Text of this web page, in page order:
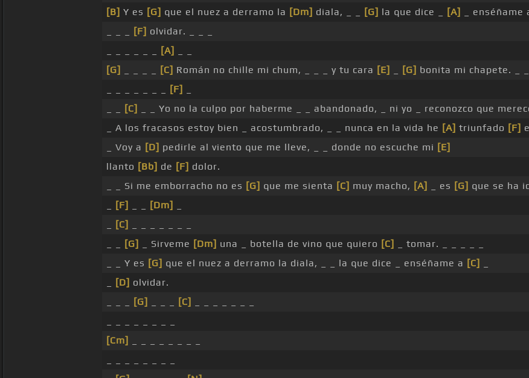
[B] Y es [G] que el nuez a derramo la [Dm] diala, _ _ [G] la que dice _ [A] _ enséñame
[F] olvidar. _ _ _
[A]
[G]
[C] Román no chille mi chum, _ _ _ y tu cara [E] [G] bonita mi chapete. _ _
[F]
[C] _ _ Yo no la culpo por haberme _ _ abandonado, _ ni yo _ reconozco que
_ A los fracasos estoy bien _ acostumbrado, _ _ nunca en la vida he [A] triunfado [F]
_ Voy a [D] pedirle al viento que me lleve, _ _ donde no escuche mi [E]
llanto [Bb] de [F] dolor.
_ _ Si me emborracho no es [G] que me sienta [C] muy macho, [A] _ es [G] que se ha
[F] [Dm]
[C]
[G] _ Sirveme [Dm] una _ botella de vino que quiero [C]
_ tomar. _ _ _ _ _
_ _ Y es [G] que el nuez a derramo la diala, _ _ la que dice _ enséñame a [C]
[D] olvidar.
[G] [C]
[Cm]